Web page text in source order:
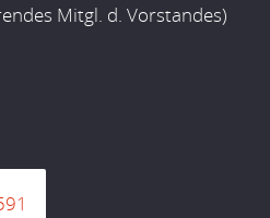
Mitgl. d. Vorstandes)